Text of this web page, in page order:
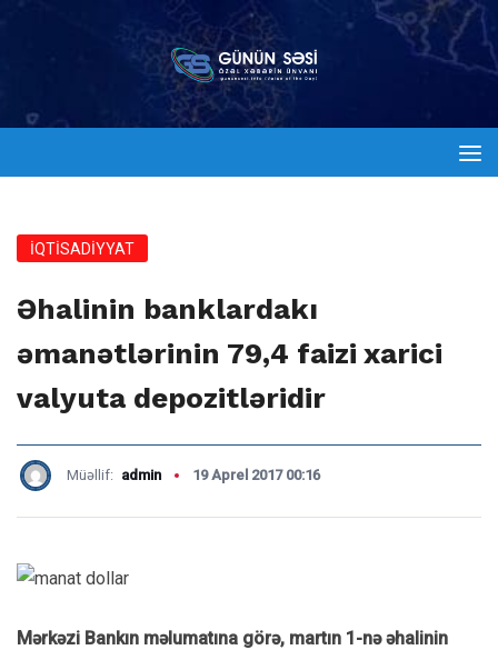
İQTİSADİYYAT
Əhalinin banklardakı
əmanətlərinin 79,4 faizi xarici
valyuta depozitləridir
Müəllif: admin 19 Aprel 2017 00:16
Mərkəzi Bankın məlumatına görə, martın 1-nə əhalinin